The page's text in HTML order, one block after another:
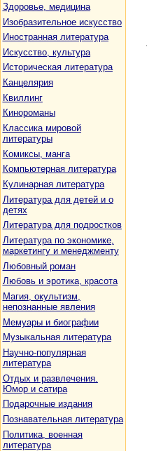
Здоровье, медицина
Изобразительное искусство
Иностранная литература
Искусство, культура
Историческая литература
Канцелярия
Квиллинг
Кинороманы
Классика мировой
литературы
Комиксы, манга
Компьютерная литература
Кулинарная литература
Литература для детей и о
детях
Литература для подростков
Литература по экономике,
маркетингу и менеджменту
Любовный роман
Любовь и эротика, красота
Магия, окультизм,
непознанные явления
Мемуары и биографии
Музыкальная литература
Научно-популярная
литература
Отдых и развлечения.
Юмор и сатира
Подарочные издания
Познавательная литература
Политика, военная
литература